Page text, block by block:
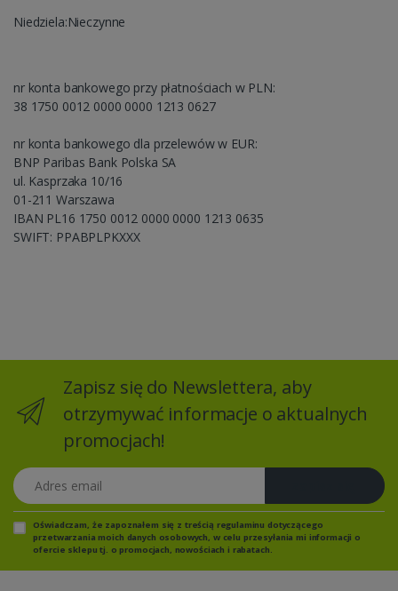
Niedziela:Nieczynne
nr konta bankowego przy płatnościach w PLN:
38 1750 0012 0000 0000 1213 0627
nr konta bankowego dla przelewów w EUR:
BNP Paribas Bank Polska SA
ul. Kasprzaka 10/16
01-211 Warszawa
IBAN PL16 1750 0012 0000 0000 1213 0635
SWIFT: PPABPLPKXXX
Zapisz się do Newslettera, aby
otrzymywać informacje o aktualnych
promocjach!
Adres email
Oświadczam, że zapoznałem się z treścią regulaminu dotyczącego
przetwarzania moich danych osobowych, w celu przesyłania mi informacji o
ofercie sklepu tj. o promocjach, nowościach i rabatach.